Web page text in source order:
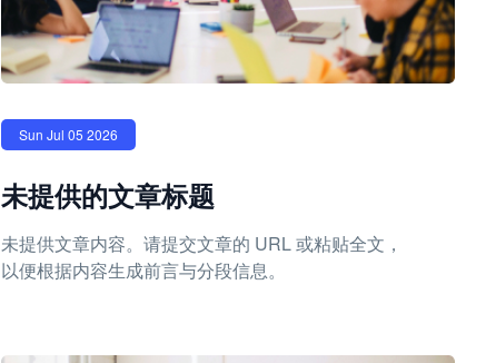
Sun Jul 05 2026
未提供的文章标题
未提供文章内容。请提交文章的 URL 或粘贴全文，
以便根据内容生成前言与分段信息。